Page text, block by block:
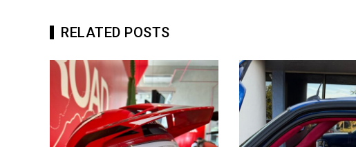
RELATED POSTS